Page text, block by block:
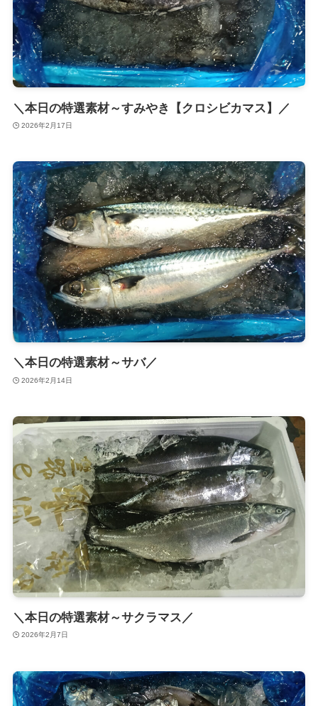
＼本日の特選素材～すみやき【クロシビカマス】／
2026年2月17日
＼本日の特選素材～サバ／
2026年2月14日
＼本日の特選素材～サクラマス／
2026年2月7日